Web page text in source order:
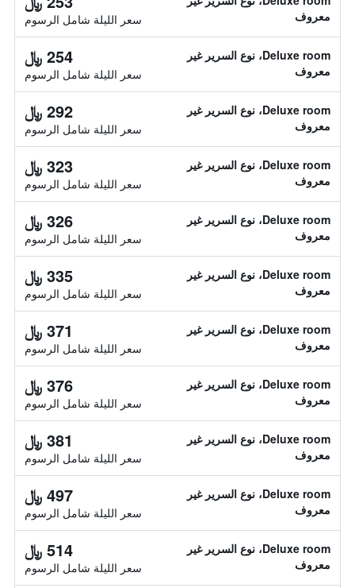
معروف
سعر الليلة شامل الرسوم
Deluxe room، نوع السرير غير
معروف
254 ﷼
سعر الليلة شامل الرسوم
Deluxe room، نوع السرير غير
معروف
292 ﷼
سعر الليلة شامل الرسوم
Deluxe room، نوع السرير غير
معروف
323 ﷼
سعر الليلة شامل الرسوم
Deluxe room، نوع السرير غير
معروف
326 ﷼
سعر الليلة شامل الرسوم
Deluxe room، نوع السرير غير
معروف
335 ﷼
سعر الليلة شامل الرسوم
Deluxe room، نوع السرير غير
معروف
371 ﷼
سعر الليلة شامل الرسوم
Deluxe room، نوع السرير غير
معروف
376 ﷼
سعر الليلة شامل الرسوم
Deluxe room، نوع السرير غير
معروف
381 ﷼
سعر الليلة شامل الرسوم
Deluxe room، نوع السرير غير
معروف
497 ﷼
سعر الليلة شامل الرسوم
Deluxe room، نوع السرير غير
معروف
514 ﷼
سعر الليلة شامل الرسوم